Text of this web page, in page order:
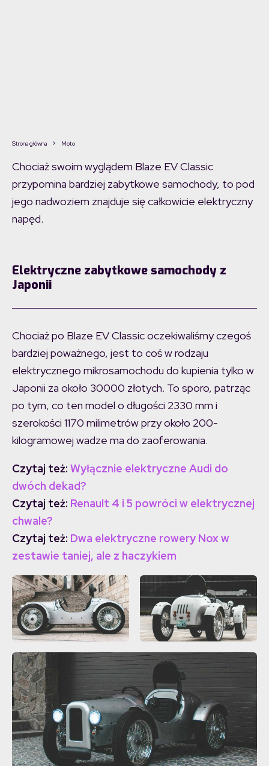
Strona główna Moto
Chociaż swoim wyglądem Blaze EV Classic
przypomina bardziej zabytkowe samochody, to pod
jego nadwoziem znajduje się całkowicie elektryczny
napęd.
Elektryczne zabytkowe samochody z
Japonii
Chociaż po Blaze EV Classic oczekiwaliśmy czegoś
bardziej poważnego, jest to coś w rodzaju
elektrycznego mikrosamochodu do kupienia tylko w
Japonii za około 30000 złotych. To sporo, patrząc
po tym, co ten model o długości 2330 mm i
szerokości 1170 milimetrów przy około 200-
kilogramowej wadze ma do zaoferowania.
Czytaj też: Wyłącznie elektryczne Audi do
dwóch dekad?
Czytaj też: Renault 4 i 5 powróci w elektrycznej
chwale?
Czytaj też: Dwa elektryczne rowery Nox w
zestawie taniej, ale z haczykiem